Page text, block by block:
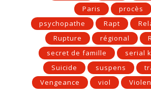
Paris
procès
psychopathe
Rapt
Rupture
régional
secret de famille
serial
Suicide
suspens
Vengeance
viol